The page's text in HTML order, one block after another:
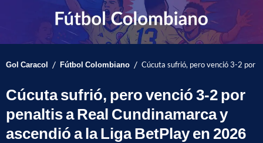
Gol Caracol / Fútbol Colombiano / Cúcuta sufrió, pero venció 3-2 por
Cúcuta sufrió, pero venció 3-2 por
penaltis a Real Cundinamarca y
ascendió a la Liga BetPlay en 2026